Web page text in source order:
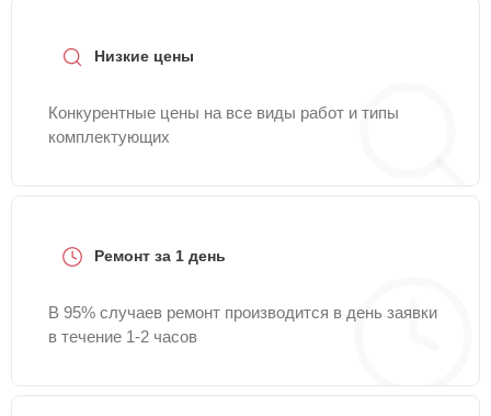
Низкие цены
Конкурентные цены на все виды работ и типы
комплектующих
Ремонт за 1 день
В 95% случаев ремонт производится в день заявки
в течение 1-2 часов